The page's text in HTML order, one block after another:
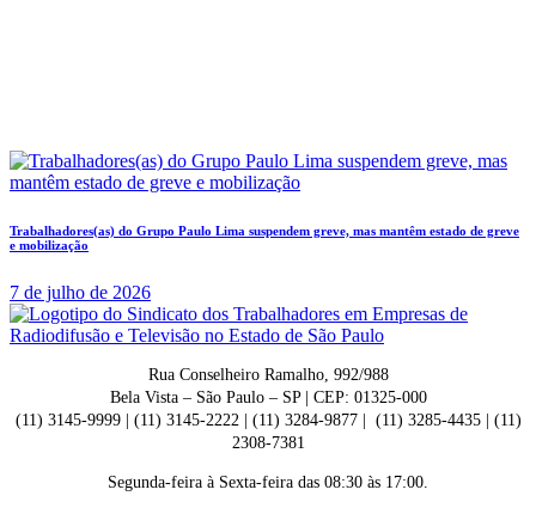
Trabalhadores(as) do Grupo Paulo Lima suspendem greve, mas mantêm estado de greve
e mobilização
7 de julho de 2026
Rua Conselheiro Ramalho, 992/988
Bela Vista – São Paulo – SP | CEP: 01325-000
(11) 3145-9999 | (11) 3145-2222 | (11) 3284-9877 | (11) 3285-4435 | (11)
2308-7381
Segunda-feira à Sexta-feira das 08:30 às 17:00.